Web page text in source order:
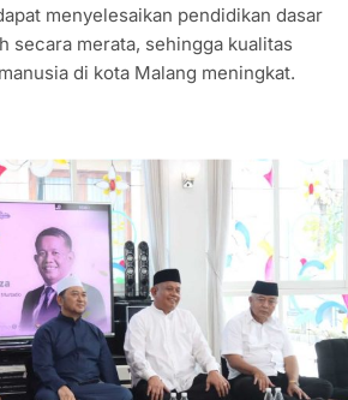
menyelesaikan pendidikan dasar
secara merata, sehingga kualitas
di kota Malang meningkat.